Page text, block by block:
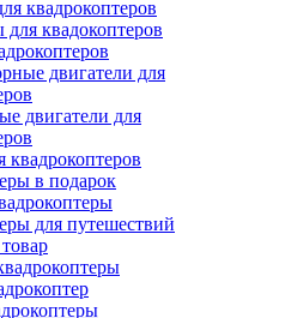
квадрокоптеров
квадокоптеров
двигатели для
двигатели для
в подарок
для путешествий